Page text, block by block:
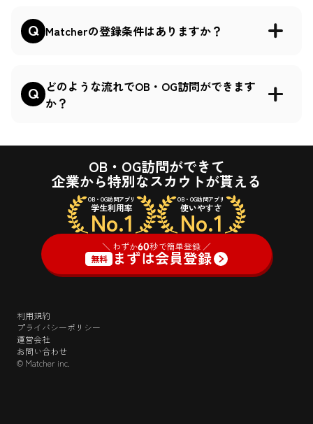
Matcherの登録条件はありますか？
どのような流れでOB・OG訪問ができます
か？
OB・OG訪問ができて
企業から特別なスカウトが貰える
OB・OG訪問アプリ
学生利用率
No.1
OB・OG訪問アプリ
使いやすさ
No.1
＼ わずか60秒で簡単登録 ／
無料
まずは会員登録
© Matcher inc.
利用規約
プライバシーポリシー
運営会社
お問い合わせ